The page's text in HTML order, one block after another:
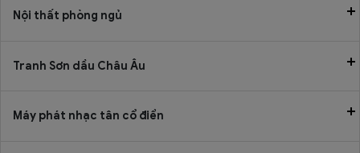
Nội thất phòng ngủ
Tranh Sơn dầu Châu Âu
Máy phát nhạc tân cổ điển